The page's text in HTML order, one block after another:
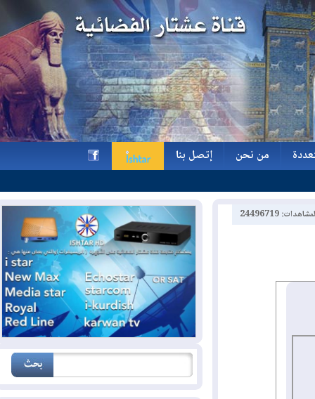
من نحن
إتصل بنا
h